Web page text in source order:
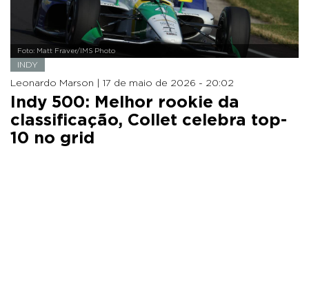
Foto: Matt Fraver/IMS Photo
INDY
Leonardo Marson | 17 de maio de 2026 - 20:02
Indy 500: Melhor rookie da
classificação, Collet celebra top-
10 no grid